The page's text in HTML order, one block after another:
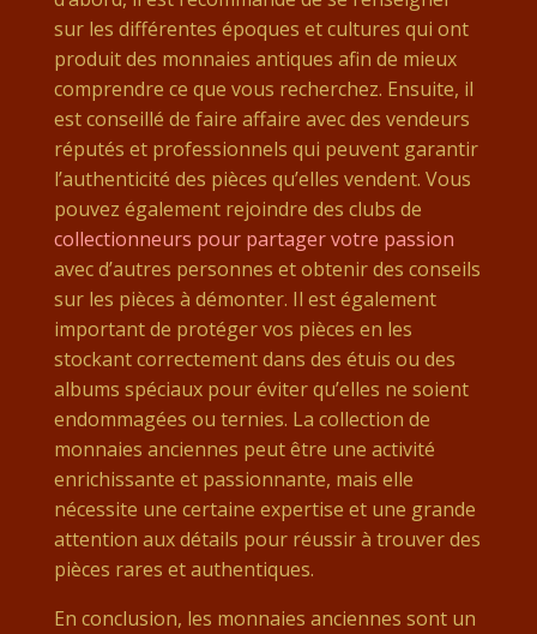
sur les différentes époques et cultures qui ont
produit des monnaies antiques afin de mieux
comprendre ce que vous recherchez. Ensuite, il
est conseillé de faire affaire avec des vendeurs
réputés et professionnels qui peuvent garantir
l’authenticité des pièces qu’elles vendent. Vous
pouvez également rejoindre des clubs de
collectionneurs pour partager votre passion
avec d’autres personnes et obtenir des conseils
sur les pièces à démonter. Il est également
important de protéger vos pièces en les
stockant correctement dans des étuis ou des
albums spéciaux pour éviter qu’elles ne soient
endommagées ou ternies. La collection de
monnaies anciennes peut être une activité
enrichissante et passionnante, mais elle
nécessite une certaine expertise et une grande
attention aux détails pour réussir à trouver des
pièces rares et authentiques.
En conclusion, les monnaies anciennes sont un